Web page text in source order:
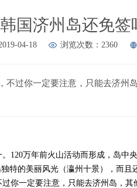
韩国济州岛还免签
04-18 浏览次数：2360
过你一定要注意，只能去济
120万年前火山活动而形成，岛
特的美丽风光（瀛州十景），而且
你一定要注意，只能去济州岛，